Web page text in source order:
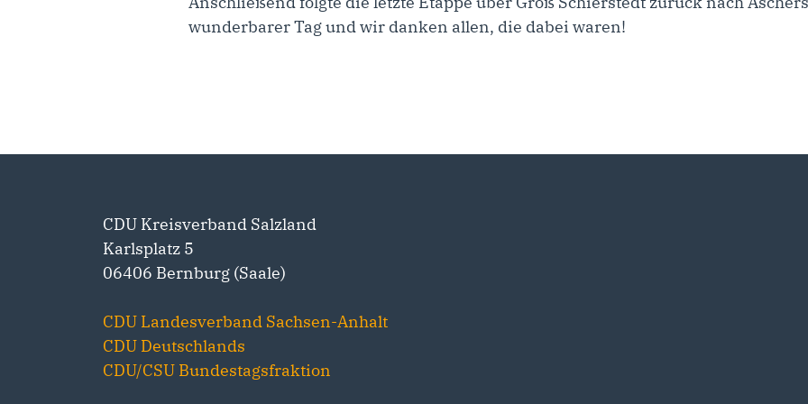
wunderbarer Tag und wir danken allen, die dabei waren!
CDU Kreisverband Salzland
Karlsplatz 5
06406 Bernburg (Saale)
CDU Landesverband Sachsen-Anhalt
CDU Deutschlands
CDU/CSU Bundestagsfraktion